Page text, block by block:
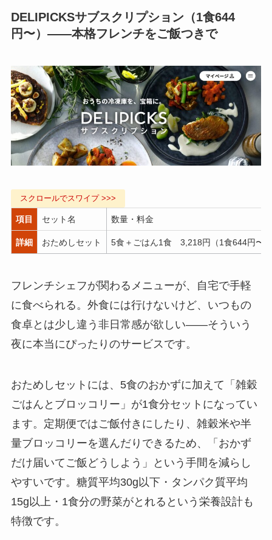
DELIPICKSサブスクリプション（1食644
円〜）——本格フレンチをご飯つきで
項目
詳細
セット名
おためしセット
数量・料金
5食＋ごはん1食 3,218円（1食644円〜）
フレンチシェフが関わるメニューが、自宅で手軽
に食べられる。外食には行けないけど、いつもの
食卓とは少し違う非日常感が欲しい——そういう
夜に本当にぴったりのサービスです。
おためしセットには、5食のおかずに加えて「雑穀
ごはんとブロッコリー」が1食分セットになってい
ます。定期便ではご飯付きにしたり、雑穀米や半
量ブロッコリーを選んだりできるため、「おかず
だけ届いてご飯どうしよう」という手間を減らし
やすいです。糖質平均30g以下・タンパク質平均
15g以上・1食分の野菜がとれるという栄養設計も
特徴です。